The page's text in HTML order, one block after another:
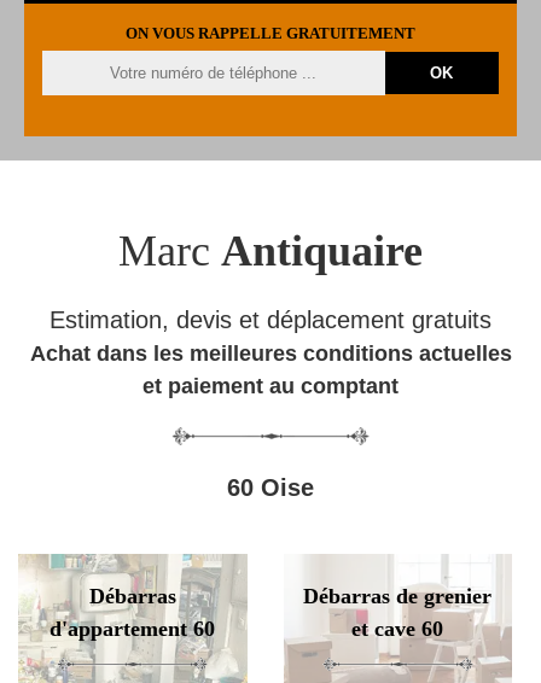
ON VOUS RAPPELLE GRATUITEMENT
Marc Antiquaire
Estimation, devis et déplacement gratuits
Achat dans les meilleures conditions actuelles
et paiement au comptant
60 Oise
Débarras
d'appartement 60
Débarras de grenier
et cave 60